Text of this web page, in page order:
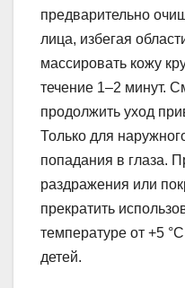
предварительно
лица, избегая
массировать кожу
течение 1–2 минут.
продолжить уход
Только для
попадания в глаза.
раздражения или
прекратить
температуре от +5
детей.